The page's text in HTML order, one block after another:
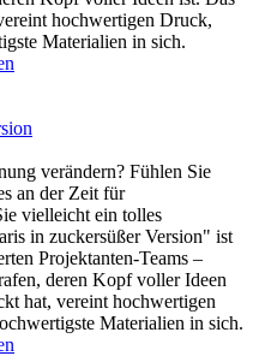
hochwertigen Druck,
Materialien in sich.
verändern? Fühlen Sie
an der Zeit für
vielleicht ein tolles
in zuckersüßer Version" ist
Projektanten-Teams –
deren Kopf voller Ideen
hat, vereint hochwertigen
Materialien in sich.